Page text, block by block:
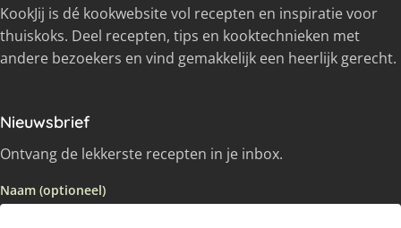
KookJij is dé kookwebsite vol recepten en inspiratie voor
thuiskoks. Deel recepten, tips en kooktechnieken met
andere bezoekers en vind gemakkelijk een heerlijk gerecht.
Nieuwsbrief
Ontvang de lekkerste recepten in je inbox.
Naam (optioneel)